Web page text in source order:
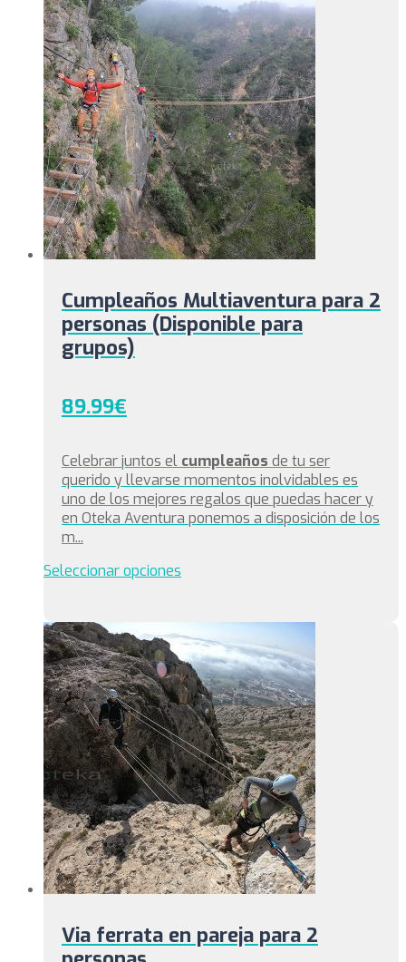
Las
opciones
se
pueden
elegir
en
la
página
de
producto
Cumpleaños Multiaventura para 2
personas (Disponible para
grupos)
89.99€
Celebrar juntos el cumpleaños de tu ser
querido y llevarse momentos inolvidables es
uno de los mejores regalos que puedas hacer y
en Oteka Aventura ponemos a disposición de los
m...
Seleccionar opciones
múltiples
variantes.
Las
opciones
se
pueden
elegir
en
la
página
de
producto
Via ferrata en pareja para 2